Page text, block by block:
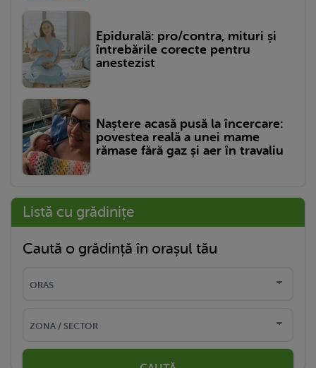
Epidurală: pro/contra, mituri și
întrebările corecte pentru
anestezist
Naștere acasă pusă la încercare:
povestea reală a unei mame
rămase fără gaz și aer în travaliu
Listă cu grădinițe
Caută o grădință în orașul tău